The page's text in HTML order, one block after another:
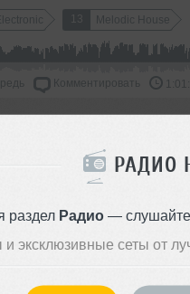
РАДИО
раздел Радио— слушайте
эксклюзивные сеты от
13 Melodic House
Комментировать
ДРУЗЬЯМ